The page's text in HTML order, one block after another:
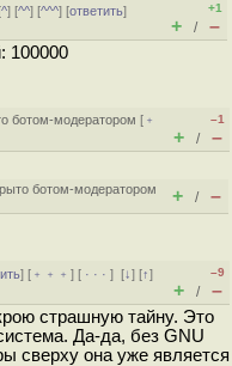
^] [^^] [^^^] [ответить]
+1
+ / –
100000
ботом-модератором [ ﹢
–1
+ / –
ботом-модератором
+ / –
] [ ﹢﹢﹢] [ · · ·][↓] [↑]
–9
+ / –
страшную тайну. Это
Да-да, без GNU
сверху она уже является